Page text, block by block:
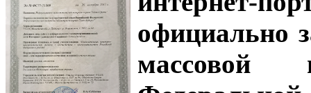
официально